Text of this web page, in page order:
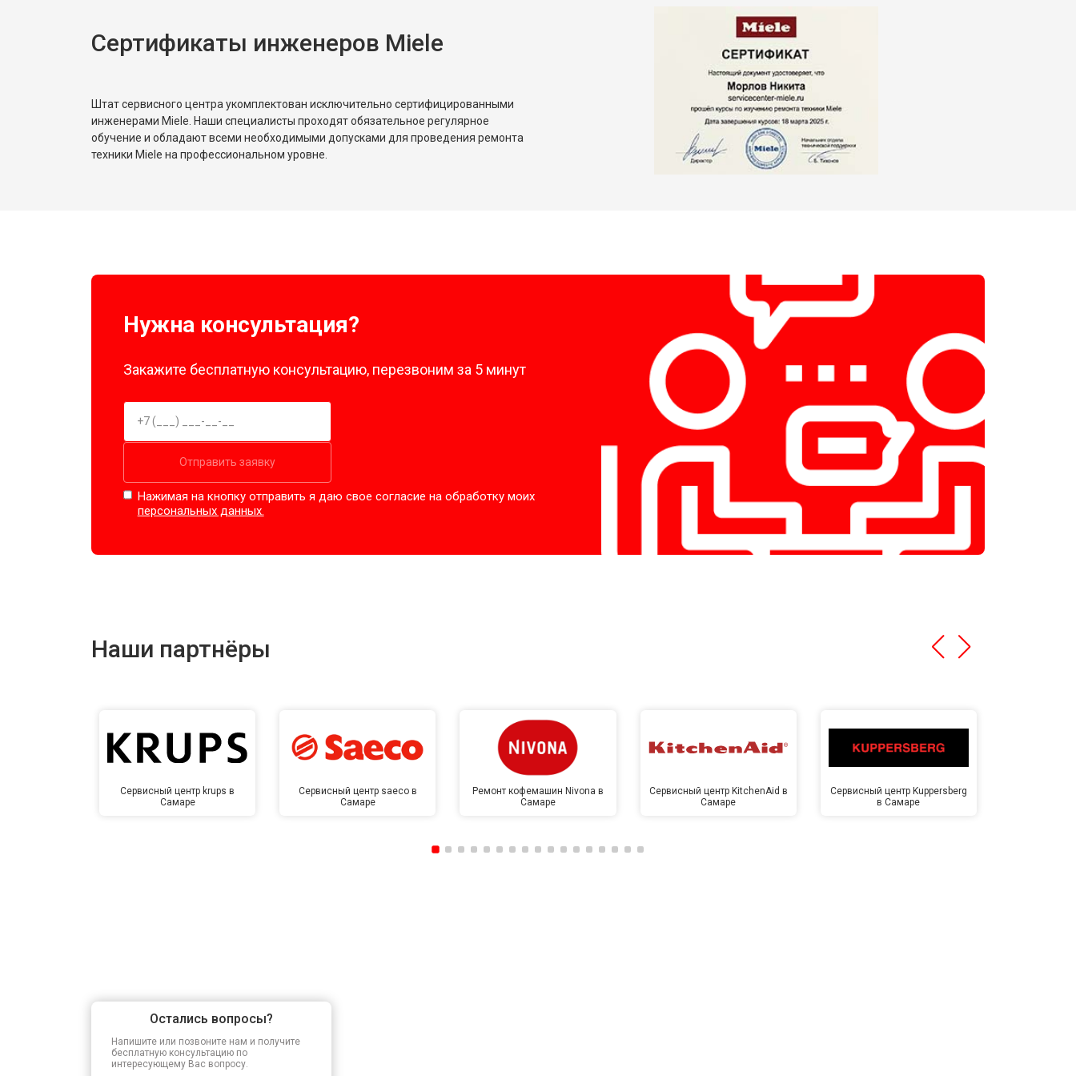
Замена реле от 2550 ₽
от 1900 ₽
Сертификаты инженеров Miele
Штат сервисного центра укомплектован исключительно сертифицированными
инженерами Miele. Наши специалисты проходят обязательное регулярное
обучение и обладают всеми необходимыми допусками для проведения ремонта
техники Miele на профессиональном уровне.
Нужна консультация?
Закажите бесплатную консультацию, перезвоним за 5 минут
Отправить заявку
Нажимая на кнопку отправить я даю свое согласие на обработку моих
персональных данных.
Наши партнёры
Сервисный центр krups в
Самаре
Сервисный центр saeco в
Самаре
Ремонт кофемашин Nivona в
Самаре
Сервисный центр KitchenAid в
Самаре
Сервисный центр Kuppersberg
в Самаре
Остались вопросы?
Напишите или позвоните нам и получите
бесплатную консультацию по
интересующему Вас вопросу.